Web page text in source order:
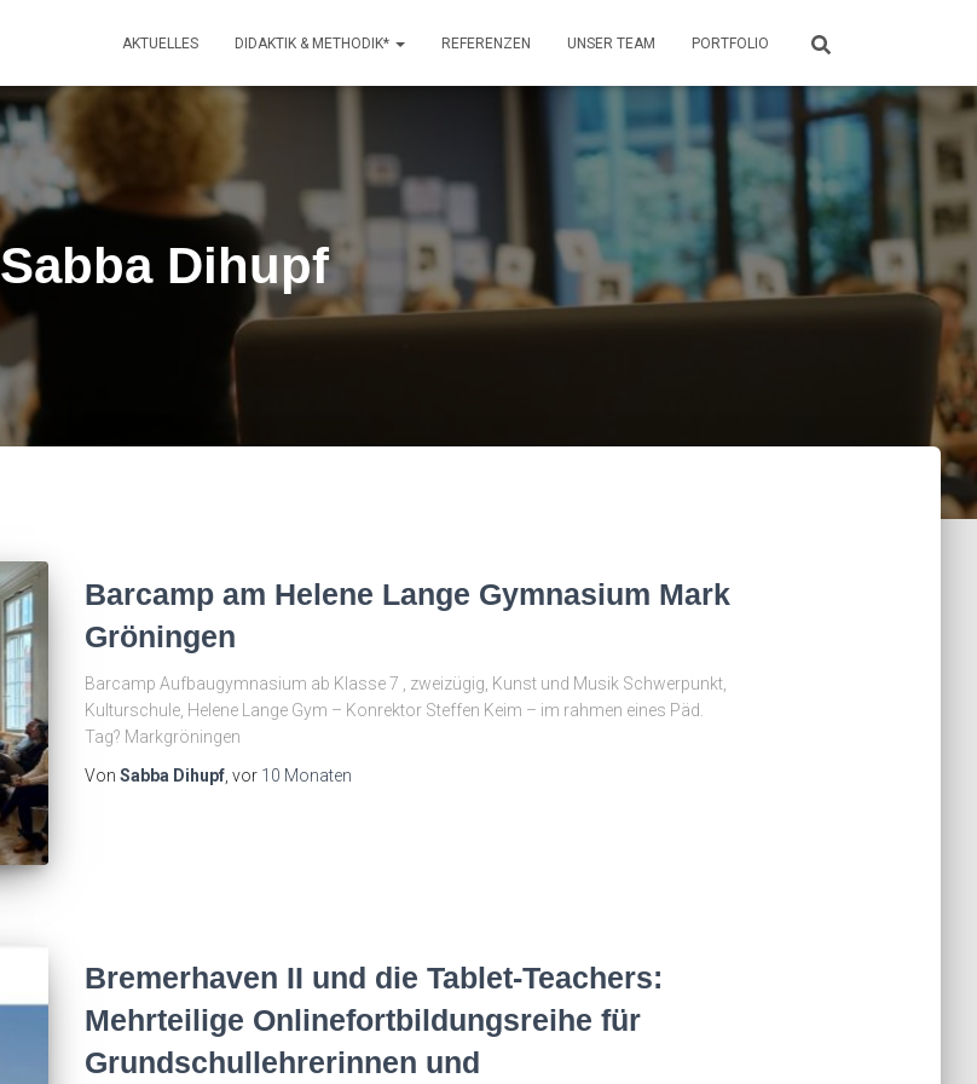
AKTUELLES DIDAKTIK & METHODIK* REFERENZEN UNSER TEAM PORTFOLIO
Sabba Dihupf
Barcamp am Helene Lange Gymnasium Mark
Gröningen
Barcamp Aufbaugymnasium ab Klasse 7 , zweizügig, Kunst und Musik Schwerpunkt,
Kulturschule, Helene Lange Gym – Konrektor Steffen Keim – im rahmen eines Päd.
Tag? Markgröningen
Von Sabba Dihupf, vor 10 Monaten
Bremerhaven II und die Tablet-Teachers:
Mehrteilige Onlinefortbildungsreihe für
Grundschullehrerinnen und